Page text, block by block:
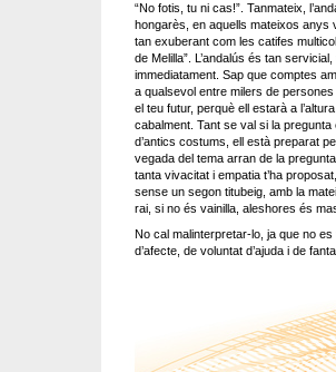
“No fotis, tu ni cas!”. Tanmateix,
hongarès, en aquells mateixos anys
tan exuberant com les catifes
de Melilla”. L’andalús és tan
immediatament. Sap que comptes
a qualsevol entre milers de
el teu futur, perquè ell estarà a
cabalment. Tant se val si la
d’antics costums, ell està preparat
vegada del tema arran de la
tanta vivacitat i empatia t’ha
sense un segon titubeig, amb la
rai, si no és vainilla, aleshores és
No cal malinterpretar-lo, ja que no es
d’afecte, de voluntat d’ajuda i de